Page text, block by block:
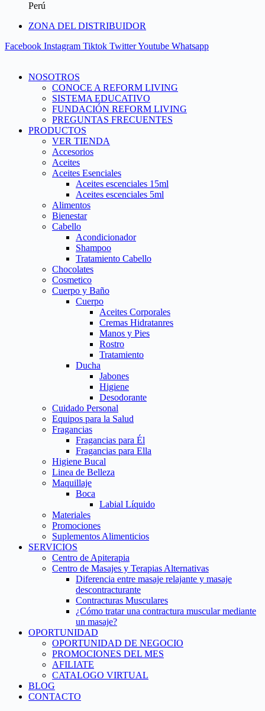
Perú
ZONA DEL DISTRIBUIDOR
Facebook Instagram Tiktok TwitterYoutube Whatsapp
NOSOTROS
CONOCE A REFORM LIVING
SISTEMA EDUCATIVO
FUNDACIÓN REFORM LIVING
PREGUNTAS FRECUENTES
PRODUCTOS
VER TIENDA
Accesorios
Aceites
Aceites Esenciales
Aceites escenciales 15ml
Aceites escenciales 5ml
Alimentos
Bienestar
Cabello
Acondicionador
Shampoo
Tratamiento Cabello
Chocolates
Cosmetico
Cuerpo y Baño
Cuerpo
Aceites Corporales
Cremas Hidratanres
Manos y Pies
Rostro
Tratamiento
Ducha
Jabones
Higiene
Desodorante
Cuidado Personal
Equipos para la Salud
Fragancias
Fragancias para Él
Fragancias para Ella
Higiene Bucal
Linea de Belleza
Maquillaje
Boca
Labial Líquido
Materiales
Promociones
Suplementos Alimenticios
SERVICIOS
Centro de Apiterapia
Centro de Masajes y Terapias Alternativas
Diferencia entre masaje relajante y masaje
descontracturante
Contracturas Musculares
¿Cómo tratar una contractura muscular mediante
un masaje?
OPORTUNIDAD
OPORTUNIDAD DE NEGOCIO
PROMOCIONES DEL MES
AFILIATE
CATALOGO VIRTUAL
BLOG
CONTACTO